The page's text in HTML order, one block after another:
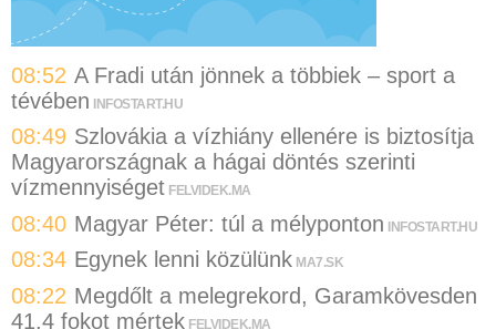
08:52 A Fradi után jönnek a többiek – sport a
tévében INFOSTART.HU
08:49 Szlovákia a vízhiány ellenére is biztosítja
Magyarországnak a hágai döntés szerinti
vízmennyiséget FELVIDEK.MA
08:40 Magyar Péter: túl a mélyponton INFOSTART.HU
08:34 Egynek lenni közülünk MA7.SK
08:22 Megdőlt a melegrekord, Garamkövesden
41,4 fokot mértek FELVIDEK.MA